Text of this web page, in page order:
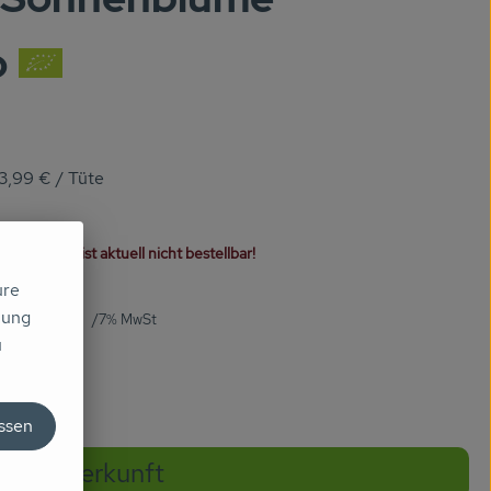
3,99 € / Tüte
Artikel ist aktuell nicht bestellbar!
€ 7% MwSt
Herkunft